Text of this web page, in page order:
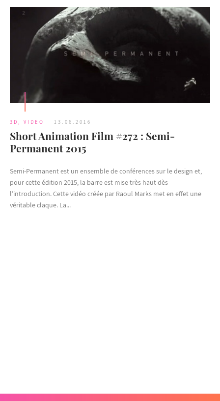
3D VIDEO 13.06.2016
Short Animation Film #272 : Semi-
Permanent 2015
Semi-Permanent est un ensemble de conférences sur le design et,
pour cette édition 2015, la barre est mise très haut dès
l’introduction. Cette vidéo créée par Raoul Marks met en effet une
véritable claque. La...